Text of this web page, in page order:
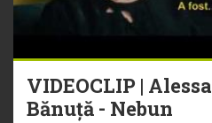
VIDEOCLIP |
Bănuță - Nebun